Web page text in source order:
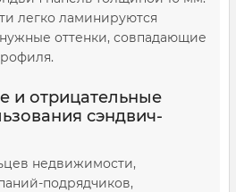
легко ламинируются
оттенки, совпадающие
и отрицательные
сэндвич-
недвижимости,
подрядчиков,